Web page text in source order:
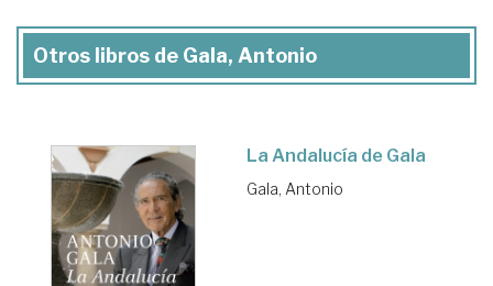
Otros libros de Gala, Antonio
La Andalucía de Gala
Gala, Antonio